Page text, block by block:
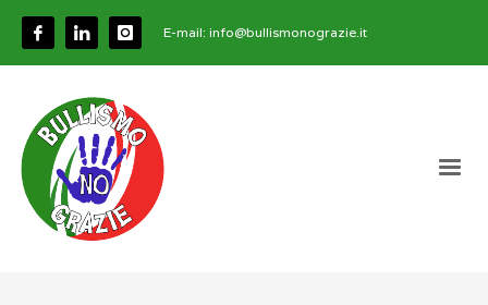
E-mail: info@bullismonograzie.it